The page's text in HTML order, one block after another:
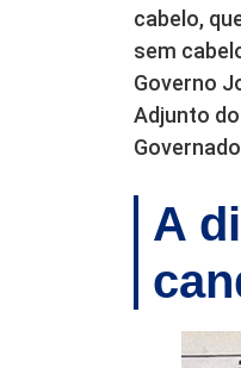
cabelo,
sem
Governo
Adjunto
A